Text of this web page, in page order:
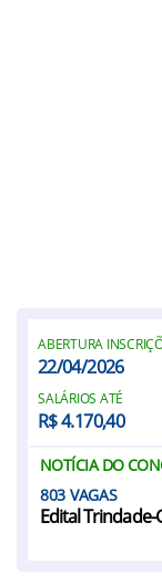
ABERTURA
22/04/2026
SALÁRIOS ATÉ
R$ 4.170,40
NOTÍCIA DO
803
Edital Trindade-